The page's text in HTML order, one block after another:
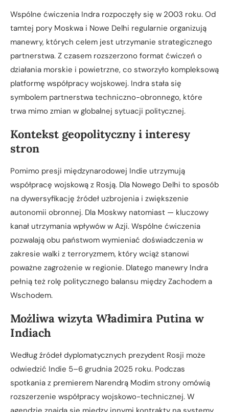
Wspólne ćwiczenia Indra rozpoczęły się w 2003 roku. Od
tamtej pory Moskwa i Nowe Delhi regularnie organizują
manewry, których celem jest utrzymanie strategicznego
partnerstwa. Z czasem rozszerzono format ćwiczeń o
działania morskie i powietrzne, co stworzyło kompleksową
platformę współpracy wojskowej. Indra stała się
symbolem partnerstwa techniczno-obronnego, które
trwa mimo zmian w globalnej sytuacji politycznej.
Kontekst geopolityczny i interesy
stron
Pomimo presji międzynarodowej Indie utrzymują
współpracę wojskową z Rosją. Dla Nowego Delhi to sposób
na dywersyfikację źródeł uzbrojenia i zwiększenie
autonomii obronnej. Dla Moskwy natomiast — kluczowy
kanał utrzymania wpływów w Azji. Wspólne ćwiczenia
pozwalają obu państwom wymieniać doświadczenia w
zakresie walki z terroryzmem, który wciąż stanowi
poważne zagrożenie w regionie. Dlatego manewry Indra
pełnią też rolę politycznego balansu między Zachodem a
Wschodem.
Możliwa wizyta Władimira Putina w
Indiach
Według źródeł dyplomatycznych prezydent Rosji może
odwiedzić Indie 5–6 grudnia 2025 roku. Podczas
spotkania z premierem Narendrą Modim strony omówią
rozszerzenie współpracy wojskowo-technicznej. W